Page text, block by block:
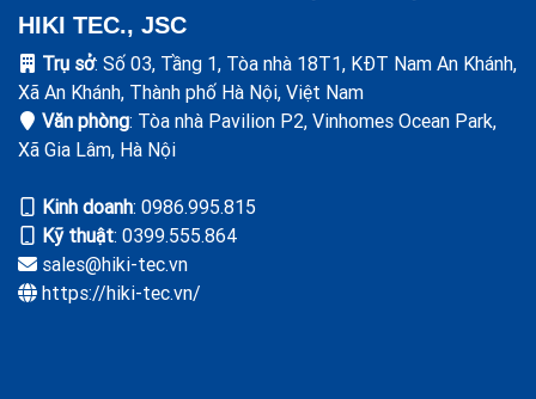
HIKI TEC., JSC
Trụ sở: Số 03, Tầng 1, Tòa nhà 18T1, KĐT Nam An Khánh,
Xã An Khánh, Thành phố Hà Nội, Việt Nam
Văn phòng: Tòa nhà Pavilion P2, Vinhomes Ocean Park,
Xã Gia Lâm, Hà Nội
Kinh doanh: ‭0986.995.815
Kỹ thuật: 0399.555.864
sales@hiki-tec.vn
https://hiki-tec.vn/